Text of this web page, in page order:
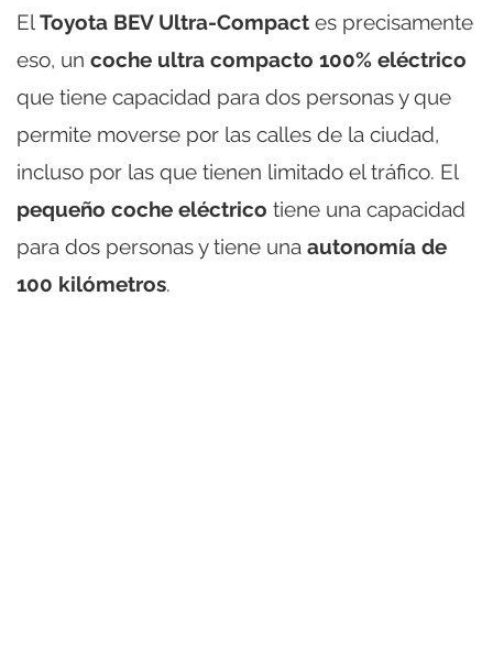
ElToyota BEV Ultra-Compact es precisamente
eso, un coche ultra compacto 100% eléctrico
que tiene capacidad para dos personas y que
permite moverse por las calles de la ciudad,
incluso por las que tienen limitado el tráfico. El
pequeño coche eléctrico tiene una capacidad
para dos personas y tiene una autonomía de
100 kilómetros.